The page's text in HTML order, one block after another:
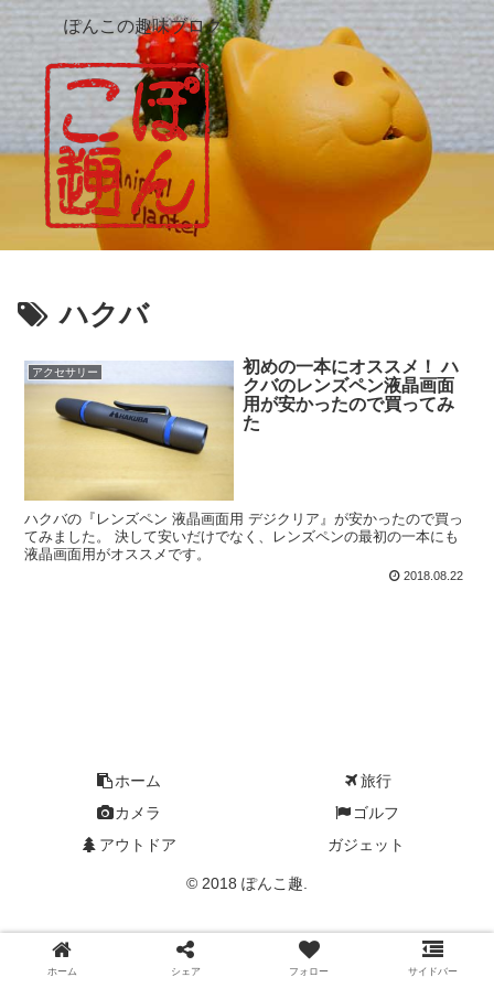
ぽんこの趣味ブログ
ハクバ
アクセサリー
初めの一本にオススメ！ ハ
クバのレンズペン液晶画面
用が安かったので買ってみ
た
ハクバの『レンズペン 液晶画面用 デジクリア』が安かったので買っ
てみました。 決して安いだけでなく、レンズペンの最初の一本にも
液晶画面用がオススメです。
2018.08.22
ホーム
旅行
カメラ
ゴルフ
アウトドア
ガジェット
© 2018 ぽんこ趣.
ホーム シェア フォロー サイドバー